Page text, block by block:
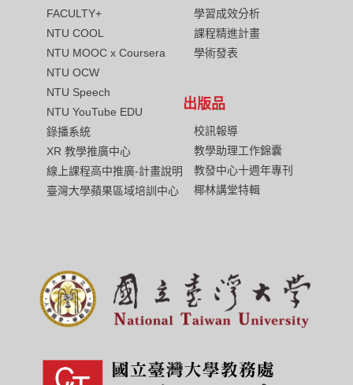
FACULTY+
NTU COOL
NTU MOOC x Coursera
NTU OCW
NTU Speech
NTU YouTube EDU
錄播系統
XR 教學推廣中心
線上課程高中推廣-計畫說明
臺灣大學蘋果區域培訓中心
學習成效分析
課程精進計畫
學術發表
出版品
校訊報導
教學助理工作錦囊
教發中心十週年專刊
椰林講堂特輯